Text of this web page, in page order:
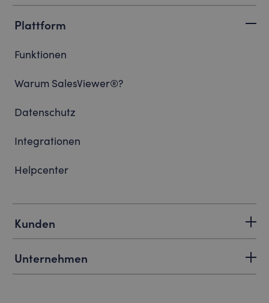
Plattform
Funktionen
Warum SalesViewer®?
Datenschutz
Integrationen
Helpcenter
Kunden
Unternehmen